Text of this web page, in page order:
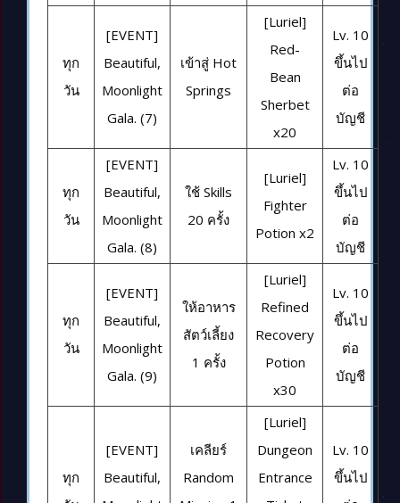
ทุก
วัน
[EVENT]
Beautiful,
Moonlight
Gala. (7)
เข้าสู่ Hot
Springs
[Luriel]
Red-
Bean
Sherbet
x20
Lv. 10
ขึ้นไป
ต่อ
บัญชี
ทุก
วัน
[EVENT]
Beautiful,
Moonlight
Gala. (8)
ใช้ Skills
20 ครั้ง
[Luriel]
Fighter
Potion x2
Lv. 10
ขึ้นไป
ต่อ
บัญชี
ทุก
วัน
[EVENT]
Beautiful,
Moonlight
Gala. (9)
ให้อาหาร
สัตว์เลี้ยง
1 ครั้ง
[Luriel]
Refined
Recovery
Potion
x30
Lv. 10
ขึ้นไป
ต่อ
บัญชี
ทุก
[EVENT]
Beautiful,
เคลียร์
Random
[Luriel]
Dungeon
Entrance
Lv. 10
ขึ้นไป